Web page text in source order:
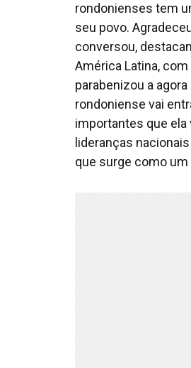
rondonienses tem
seu povo.
conversou,
América Latina,
parabenizou a
rondoniense vai
importantes que ela
lideranças
que surge como